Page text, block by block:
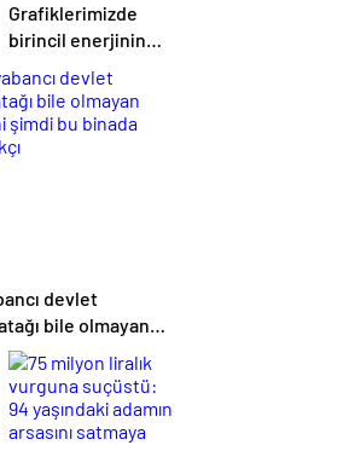
Grafiklerimizde
birincil enerjinin
nasıl ölçüleceği
değişti
devlet
bile olmayan
şimdi bu binada